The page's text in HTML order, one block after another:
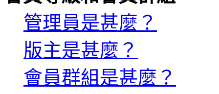
管理員是甚麼？
版主是甚麼？
會員群組是甚麼？